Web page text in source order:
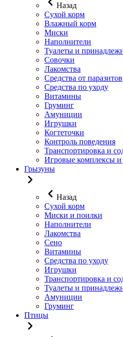
Назад
Сухой корм
Влажный корм
Миски
Наполнители
Туалеты и
Совочки
Лакомства
Средства от паразитов
Средства по уходу
Витамины
Груминг
Амуниции
Игрушки
Когтеточки
Контроль поведения
Транспортировка и
Игровые комплексы
Грызуны
Назад
Сухой корм
Миски и поилки
Наполнители
Лакомства
Сено
Витамины
Средства по уходу
Игрушки
Транспортировка и
Туалеты и
Амуниции
Груминг
Птицы